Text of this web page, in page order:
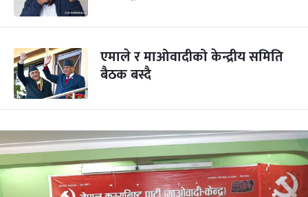
एमाले र माओवादीको केन्द्रीय समिति
बैठक बस्दै